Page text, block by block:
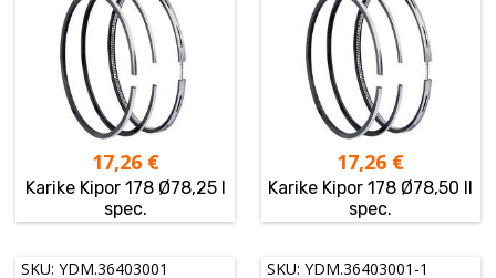
17,26 €
Karike Kipor 178 Ø78,25 I
spec.
17,26 €
Karike Kipor 178 Ø78,50 II
spec.
SKU: YDM.36403001 SKU: YDM.36403001-1